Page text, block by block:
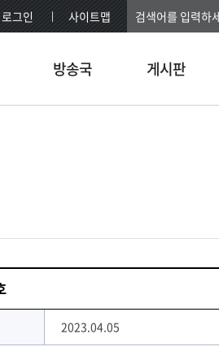
로그인 사이트맵
방송국 게시판
2023.04.05